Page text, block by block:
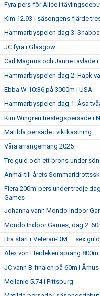
Fyra pers för Alice i
Kim 12.93 i säsongens fjärde
Hammarbyspelen dag 3:
JC fyra i Glasgow
Carl Magnus och Janne tävlade
Hammarbyspelen dag 2: Häck
Ebba W 10:36 på 3000m i USA
Hammarbyspelen dag 1: Åsa
Kim Wingren trestegspersade i
Matilda persade i viktkastning
Våra arrangemang 2025
Tre guld och ett brons under
Anmäl till årets
Flera 200m-pers under tredje
Games
Johanna vann Mondo Indoor
Mondo Indoor Games, dag 2:
Bra start i Veteran-DM – sex
Alex von Heideken sprang 800m
JC vann B-finalen på 60m i Århus
Mellanie 5.74 i Pittsburg